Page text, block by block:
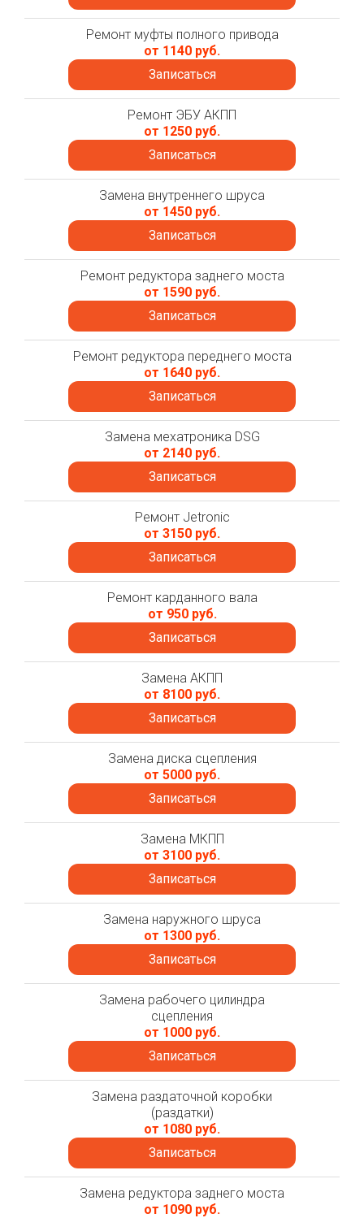
Ремонт муфты полного привода
от 1140 руб.
Записаться
Ремонт ЭБУ АКПП
от 1250 руб.
Записаться
Замена внутреннего шруса
от 1450 руб.
Записаться
Ремонт редуктора заднего моста
от 1590 руб.
Записаться
Ремонт редуктора переднего моста
от 1640 руб.
Записаться
Замена мехатроника DSG
от 2140 руб.
Записаться
Ремонт Jetronic
от 3150 руб.
Записаться
Ремонт карданного вала
от 950 руб.
Записаться
Замена АКПП
от 8100 руб.
Записаться
Замена диска сцепления
от 5000 руб.
Записаться
Замена МКПП
от 3100 руб.
Записаться
Замена наружного шруса
от 1300 руб.
Записаться
Замена рабочего цилиндра
сцепления
от 1000 руб.
Записаться
Замена раздаточной коробки
(раздатки)
от 1080 руб.
Записаться
Замена редуктора заднего моста
от 1090 руб.